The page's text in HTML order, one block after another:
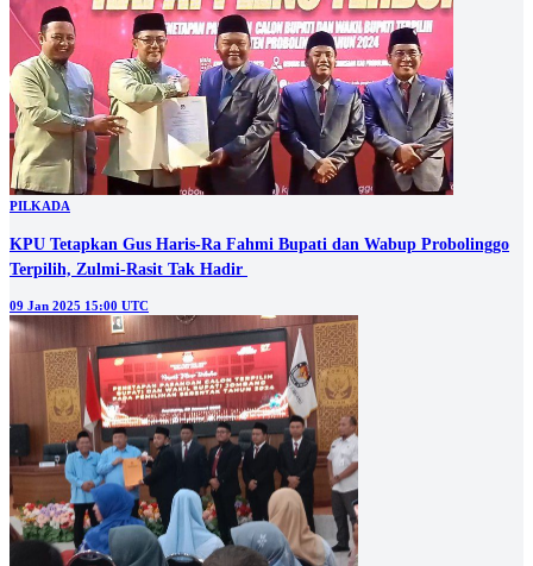
PILKADA
KPU Tetapkan Gus Haris-Ra Fahmi Bupati dan Wabup Probolinggo
Terpilih, Zulmi-Rasit Tak Hadir
09 Jan 2025 15:00 UTC